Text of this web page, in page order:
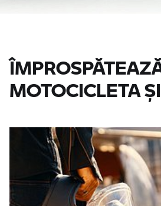
MOTOCICLETA